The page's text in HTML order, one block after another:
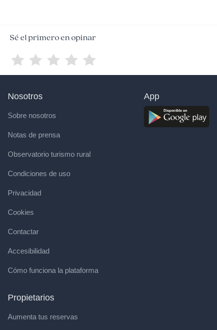
Sé el primero en opinar
Nosotros
Sobre nosotros
Notas de prensa
Observatorio turismo rural
Condiciones de uso
Privacidad
Cookies
Contactar
Accesibilidad
Cómo funciona la plataforma
Propietarios
Aumenta tus reservas
App